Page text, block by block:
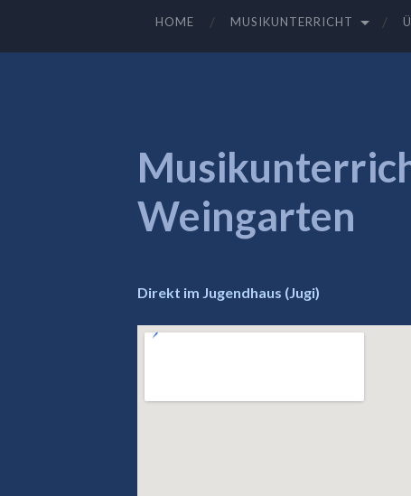
HOME MUSIKUNTERRICHT
Weingarten
Direkt im Jugendhaus (Jugi)